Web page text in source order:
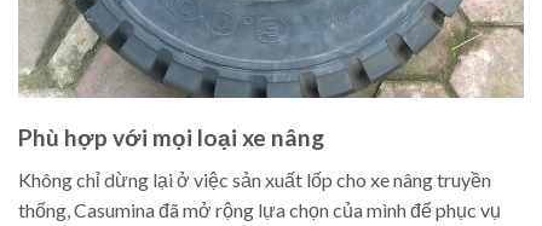
Phù hợp với mọi loại xe nâng
Không chỉ dừng lại ở việc sản xuất lốp cho xe nâng truyền
thống, Casumina đã mở rộng lựa chọn của mình để phục vụ